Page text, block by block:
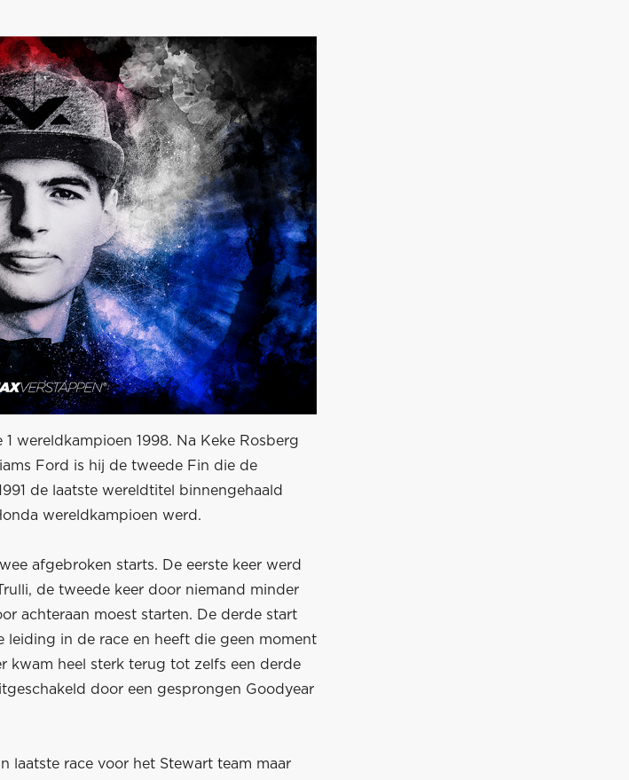
wereldkampioen 1998. Na Keke Rosberg
Ford is hij de tweede Fin die de
de laatste wereldtitel binnengehaald
wereldkampioen werd.
afgebroken starts. De eerste keer werd
de tweede keer door niemand minder
achteraan moest starten. De derde start
leiding in de race en heeft die geen moment
kwam heel sterk terug tot zelfs een derde
door een gesprongen Goodyear
laatste race voor het Stewart team maar